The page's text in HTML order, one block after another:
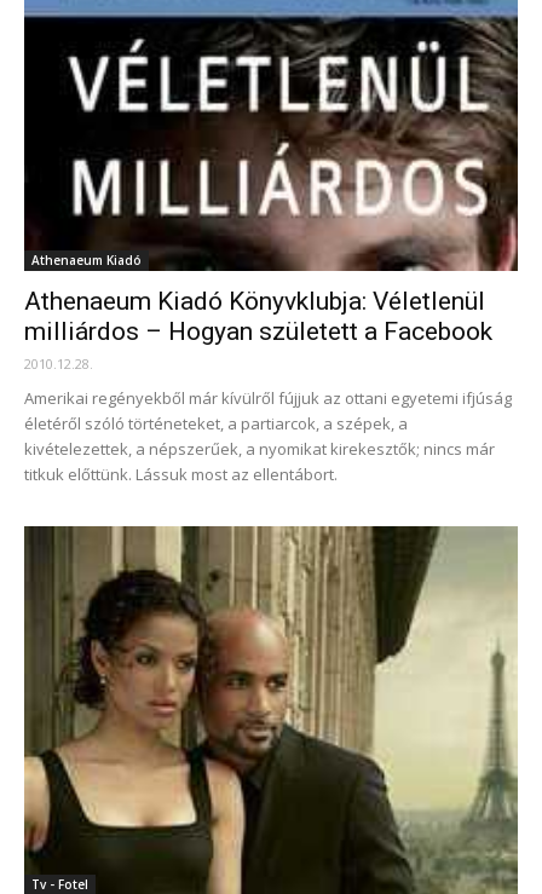
Athenaeum Kiadó
Athenaeum Kiadó Könyvklubja: Véletlenül
milliárdos – Hogyan született a Facebook
2010.12.28.
Amerikai regényekből már kívülről fújjuk az ottani egyetemi ifjúság
életéről szóló történeteket, a partiarcok, a szépek, a
kivételezettek, a népszerűek, a nyomikat kirekesztők; nincs már
titkuk előttünk. Lássuk most az ellentábort.
Tv - Fotel